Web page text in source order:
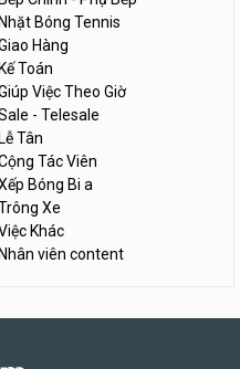
Nhặt Bóng Tennis
Hàng
Kế Toán
Việc Theo Giờ
- Telesale
Lễ Tân
Tác Viên
Bóng Bi a
Xe
Khác
Nhân viên content